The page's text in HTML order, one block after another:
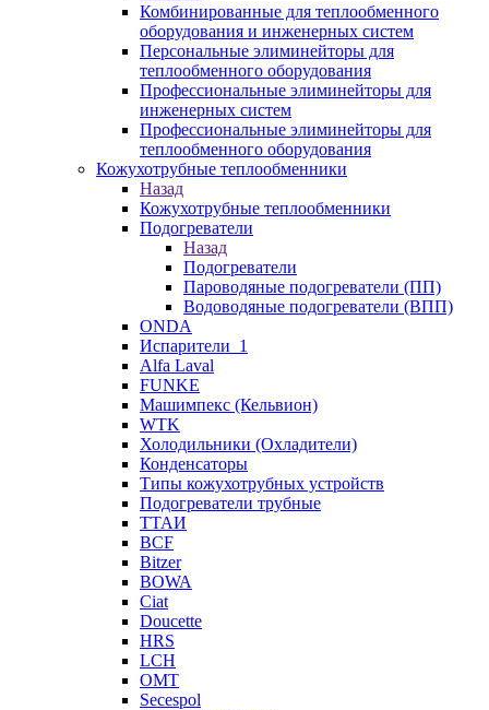
Комбинированные для теплообменного
оборудования и инженерных систем
Персональные элиминейторы для
теплообменного оборудования
Профессиональные элиминейторы для
инженерных систем
Профессиональные элиминейторы для
теплообменного оборудования
Кожухотрубные теплообменники
Назад
Кожухотрубные теплообменники
Подогреватели
Назад
Подогреватели
Пароводяные подогреватели (ПП)
Водоводяные подогреватели (ВПП)
ONDA
Испарители_1
Alfa Laval
FUNKE
Машимпекс (Кельвион)
WTK
Холодильники (Охладители)
Конденсаторы
Типы кожухотрубных устройств
Подогреватели трубные
ТТАИ
BCF
Bitzer
BOWA
Ciat
Doucette
HRS
LCH
OMT
Secespol